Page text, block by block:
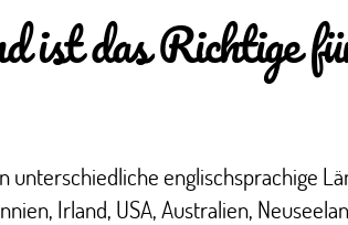
ist das Richtige
unterschiedliche englischsprachige
Irland, USA, Australien,